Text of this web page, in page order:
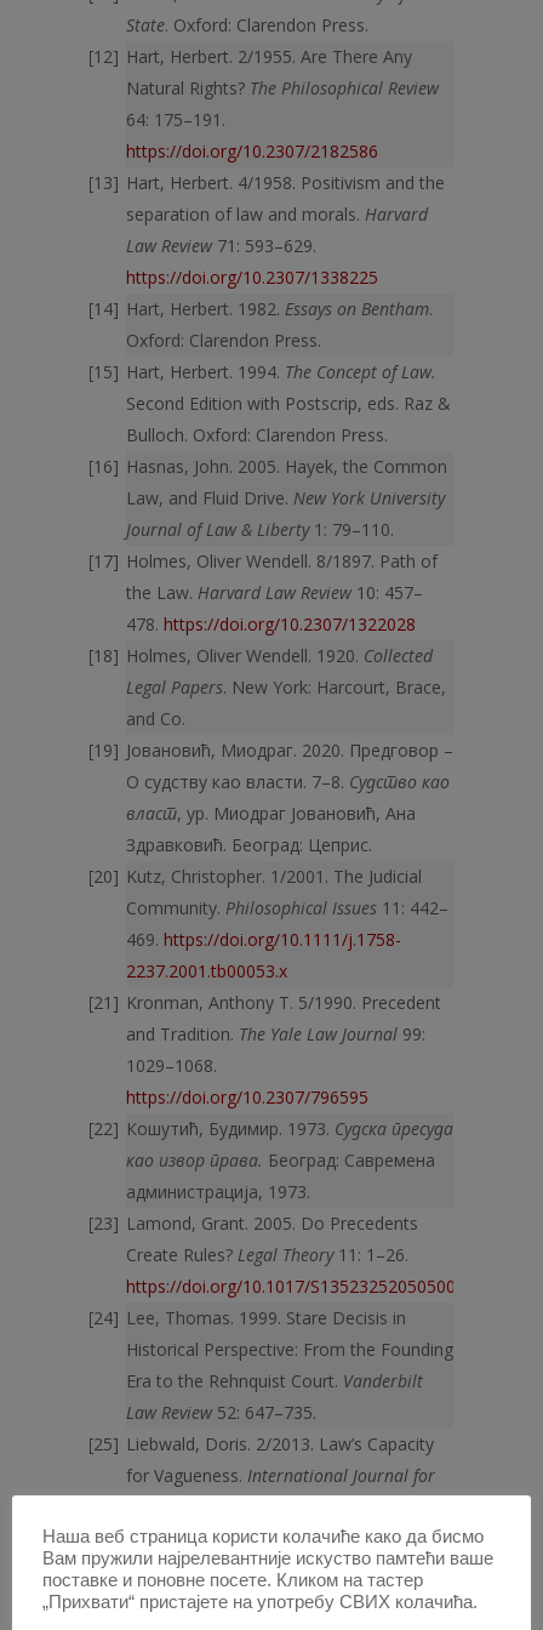
State. Oxford: Clarendon Press.
Hart, Herbert. 2/1955. Are There Any
Natural Rights? The Philosophical Review
64: 175–191.
https://doi.org/10.2307/2182586
Hart, Herbert. 4/1958. Positivism and the
separation of law and morals. Harvard
Law Review 71: 593–629.
https://doi.org/10.2307/1338225
Hart, Herbert. 1982. Essays on Bentham.
Oxford: Clarendon Press.
Hart, Herbert. 1994. The Concept of Law.
Second Edition with Postscrip, eds. Raz &
Bulloch. Oxford: Clarendon Press.
Hasnas, John. 2005. Hayek, the Common
Law, and Fluid Drive. New York University
Journal of Law & Liberty1: 79–110.
Holmes, Oliver Wendell. 8/1897. Path of
the Law. Harvard Law Review10: 457–
478. https://doi.org/10.2307/1322028
Holmes, Oliver Wendell. 1920. Collected
Legal Papers. New York: Harcourt, Brace,
and Co.
Јовановић, Миодраг. 2020. Предговор –
О судству као власти. 7–8. Судство као
власт, ур. Миодраг Јовановић, Ана
Здравковић. Београд: Цеприс.
Kutz, Christopher. 1/2001. The Judicial
Community. Philosophical Issues 11: 442–
469. https://doi.org/10.1111/j.1758-
2237.2001.tb00053.x
Kronman, Anthony T. 5/1990. Precedent
and Tradition. The Yale Law Journal 99:
1029–1068.
https://doi.org/10.2307/796595
Кошутић, Будимир. 1973. Судска пресуда
као извор права. Београд: Савремена
администрација, 1973.
Lamond, Grant. 2005. Do Precedents
Create Rules? Legal Theory11: 1–26.
https://doi.org/10.1017/S1352325205050019
Lee, Thomas. 1999. Stare Decisis in
Historical Perspective: From the Founding
Era to the Rehnquist Court. Vanderbilt
Law Review 52: 647–735.
Liebwald, Doris. 2/2013. Law’s Capacity
for Vagueness. International Journal for
https://doi.org/10.1007/s11196-012-9288-
3
Lindquist, Stefanie A., Frank B. Cross.
Наша веб страница користи колачиће како да бисмо
Вам пружили најрелевантније искуство памтећи ваше
поставке и поновне посете. Кликом на тастер
„Прихвати“ пристајете на употребу СВИХ колачића.